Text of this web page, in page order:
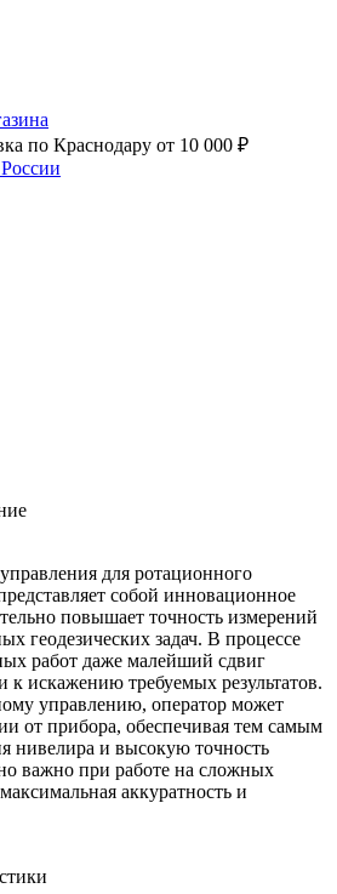
по Краснодару от 10 000 ₽
для ротационного
собой инновационное
повышает точность измерений
геодезических задач. В процессе
работ даже малейший сдвиг
к искажению требуемых результатов.
управлению, оператор может
от прибора, обеспечивая тем самым
нивелира и высокую точность
важно при работе на сложных
аккуратность и